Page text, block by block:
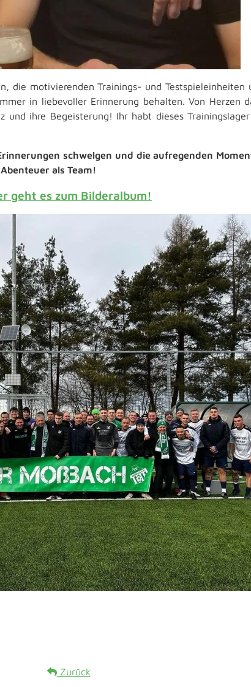
die motivierenden Trainings- und Testspieleinheiten
in liebevoller Erinnerung behalten. Von Herzen
und ihre Begeisterung! Ihr habt dieses
schwelgen und die aufregenden
als Team!
geht es zum Bilderalbum!
Zurück